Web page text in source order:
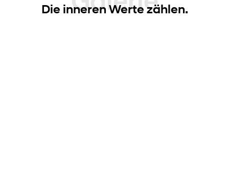
Galerie
Die inneren Werte zählen.